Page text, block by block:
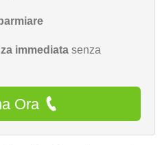
immediata senza
Ora